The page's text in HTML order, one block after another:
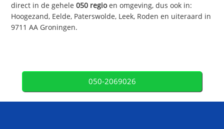
direct in de gehele050 regioen omgeving, dus ook in:
Hoogezand, Eelde, Paterswolde, Leek, Roden en uiteraard in
9711 AA Groningen.
050-2069026